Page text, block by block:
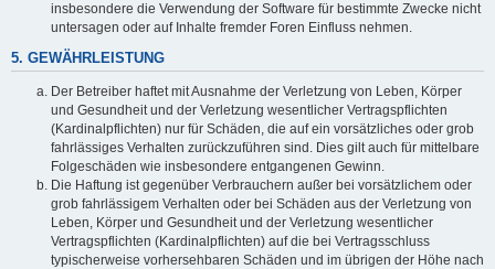
insbesondere die Verwendung der Software für bestimmte Zwecke nicht
untersagen oder auf Inhalte fremder Foren Einfluss nehmen.
5. GEWÄHRLEISTUNG
Der Betreiber haftet mit Ausnahme der Verletzung von Leben, Körper
und Gesundheit und der Verletzung wesentlicher Vertragspflichten
(Kardinalpflichten) nur für Schäden, die auf ein vorsätzliches oder grob
fahrlässiges Verhalten zurückzuführen sind. Dies gilt auch für mittelbare
Folgeschäden wie insbesondere entgangenen Gewinn.
Die Haftung ist gegenüber Verbrauchern außer bei vorsätzlichem oder
grob fahrlässigem Verhalten oder bei Schäden aus der Verletzung von
Leben, Körper und Gesundheit und der Verletzung wesentlicher
Vertragspflichten (Kardinalpflichten) auf die bei Vertragsschluss
typischerweise vorhersehbaren Schäden und im übrigen der Höhe nach